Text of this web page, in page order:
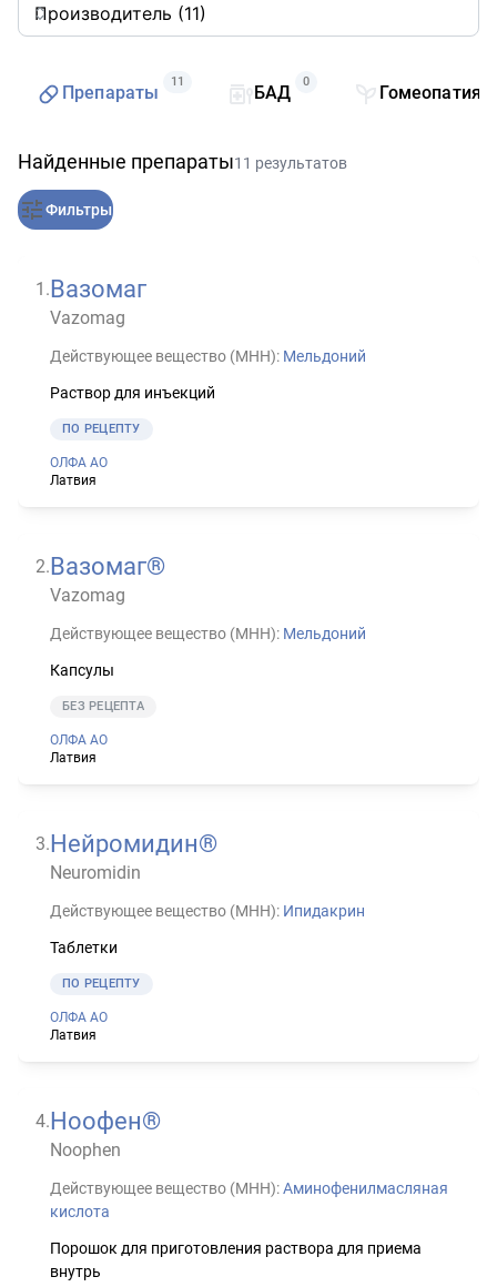
Препараты
11
БАД
0
Гомеопатия
Найденные препараты11 результатов
Фильтры
1 .Вазомаг
Vazomag
Действующее вещество (МНН): Мельдоний
Раствор для инъекций
ПО РЕЦЕПТУ
ОЛФА АО
Латвия
2.Вазомаг®
Vazomag
Действующее вещество (МНН): Мельдоний
Капсулы
БЕЗ РЕЦЕПТА
ОЛФА АО
Латвия
3.Нейромидин®
Neuromidin
Действующее вещество (МНН): Ипидакрин
Таблетки
ПО РЕЦЕПТУ
ОЛФА АО
Латвия
4.Ноофен®
Noophen
Действующее вещество (МНН):Аминофенилмасляная
кислота
Порошок для приготовления раствора для приема
внутрь